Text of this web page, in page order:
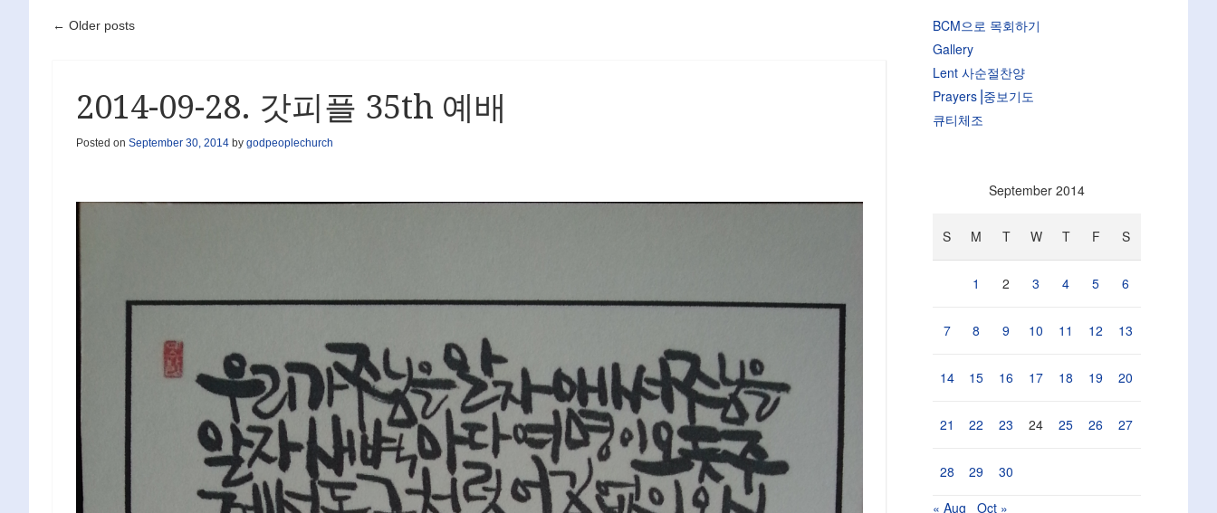
Post navigation
← Older posts
2014-09-28. 갓피플 35th 예배
Posted on September 30, 2014by godpeoplechurch
BCM으로 목회하기
Gallery
Lent 사순절찬양
Prayers⎟중보기도
큐티체조
September 2014
S M T W T F S
1 2 3 4 5 6
7 8 9 10 11 12 13
14 15 16 17 18 19 20
21 22 23 24 25 26 27
28 29
30
« Aug
Oct »